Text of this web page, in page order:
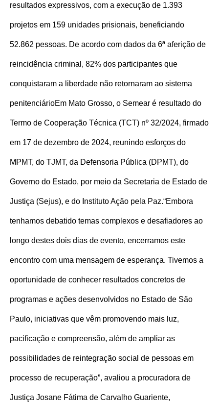
resultados expressivos, com a execução de 1.393
projetos em 159 unidades prisionais, beneficiando
52.862 pessoas. De acordo com dados da 6ª aferição de
reincidência criminal, 82% dos participantes que
conquistaram a liberdade não retornaram ao sistema
penitenciárioEm Mato Grosso, o Semear é resultado do
Termo de Cooperação Técnica (TCT) nº 32/2024, firmado
em 17 de dezembro de 2024, reunindo esforços do
MPMT, do TJMT, da Defensoria Pública (DPMT), do
Governo do Estado, por meio da Secretaria de Estado de
Justiça (Sejus), e do Instituto Ação pela Paz.“Embora
tenhamos debatido temas complexos e desafiadores ao
longo destes dois dias de evento, encerramos este
encontro com uma mensagem de esperança. Tivemos a
oportunidade de conhecer resultados concretos de
programas e ações desenvolvidos no Estado de São
Paulo, iniciativas que vêm promovendo mais luz,
pacificação e compreensão, além de ampliar as
possibilidades de reintegração social de pessoas em
processo de recuperação”, avaliou a procuradora de
Justiça Josane Fátima de Carvalho Guariente,